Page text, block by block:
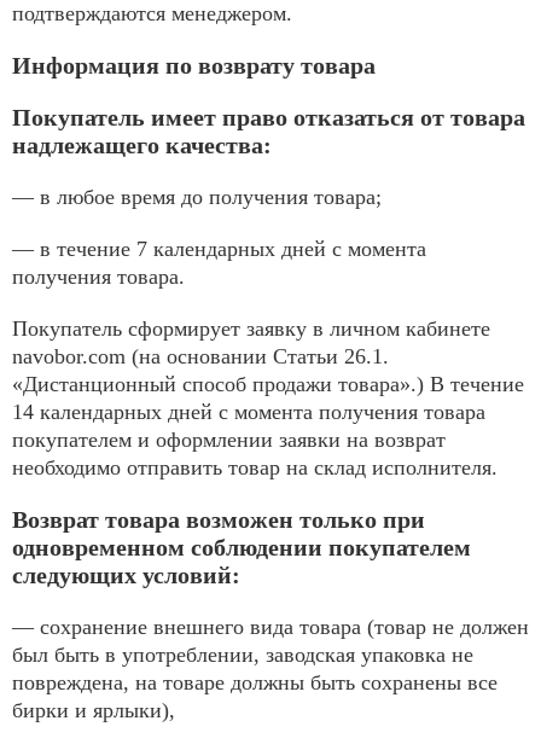
подтверждаются менеджером.
Информация по возврату товара
Покупатель имеет право отказаться от товара
надлежащего качества:
— в любое время до получения товара;
— в течение 7 календарных дней с момента
получения товара.
Покупатель сформирует заявку в личном кабинете
navobor.com (на основании Статьи 26.1.
«Дистанционный способ продажи товара».) В течение
14 календарных дней с момента получения товара
покупателем и оформлении заявки на возврат
необходимо отправить товар на склад исполнителя.
Возврат товара возможен только при
одновременном соблюдении покупателем
следующих условий:
— сохранение внешнего вида товара (товар не должен
был быть в употреблении, заводская упаковка не
повреждена, на товаре должны быть сохранены все
бирки и ярлыки),